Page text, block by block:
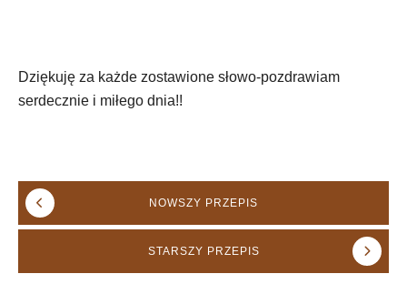
Dziękuję za każde zostawione słowo-pozdrawiam
serdecznie i miłego dnia!!
NOWSZY PRZEPIS
STARSZY PRZEPIS